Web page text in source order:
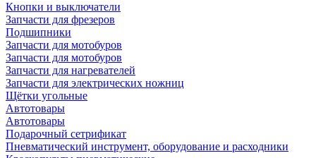
Кнопки и выключатели
Запчасти для фрезеров
Подшипники
Запчасти для мотобуров
Запчасти для мотобуров
Запчасти для нагревателей
Запчасти для электрических ножниц
Щётки угольные
Автотовары
Автотовары
Подарочный сетрификат
Пневматический инструмент, оборудование и расходники